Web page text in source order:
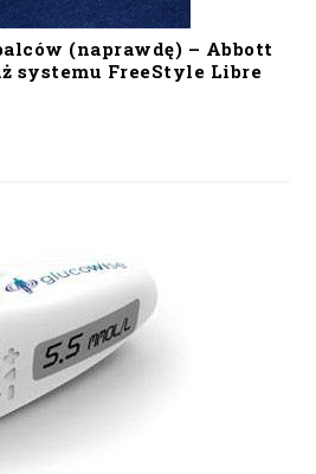
(naprawdę) – Abbott
systemu FreeStyle Libre